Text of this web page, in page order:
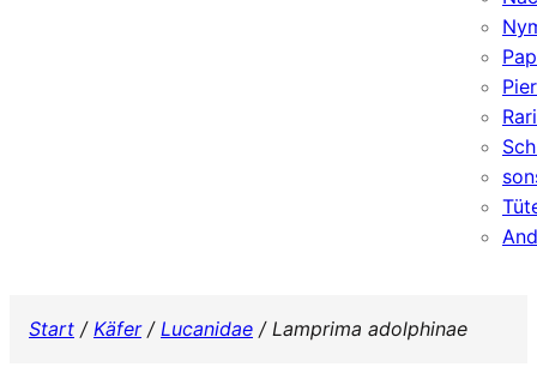
Start / Käfer/ Lucanidae / Lamprima adolphinae